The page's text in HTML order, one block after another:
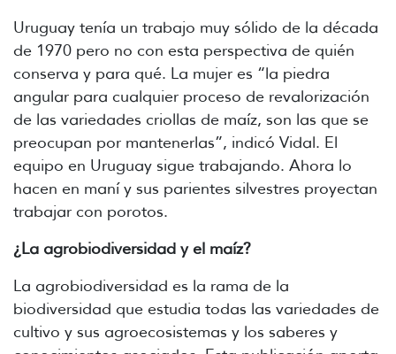
Uruguay tenía un trabajo muy sólido de la década
de 1970 pero no con esta perspectiva de quién
conserva y para qué. La mujer es “la piedra
angular para cualquier proceso de revalorización
de las variedades criollas de maíz, son las que se
preocupan por mantenerlas”, indicó Vidal. El
equipo en Uruguay sigue trabajando. Ahora lo
hacen en maní y sus parientes silvestres proyectan
trabajar con porotos.
¿La agrobiodiversidad y el maíz?
La agrobiodiversidad es la rama de la
biodiversidad que estudia todas las variedades de
cultivo y sus agroecosistemas y los saberes y